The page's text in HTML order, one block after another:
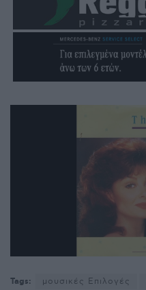
Tags: μουσικές Επιλογές